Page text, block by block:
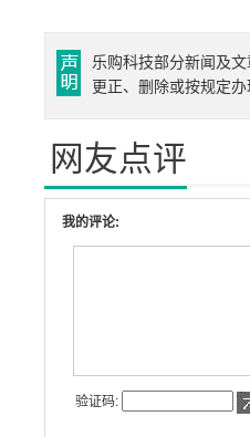
乐购科技部分新闻及
更正、删除或按规定
网友点评
我的评论:
验证码: